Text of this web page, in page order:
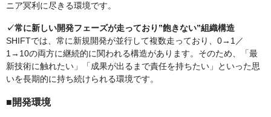
ニア冥利に尽きる環境です。
✓常に新しい開発フェーズが走っており”飽きない”組織構造
SHIFTでは、常に新規開発が並行して複数走っており、0→1／
1→10の両方に継続的に関われる構造があります。そのため、「最
新技術に触れたい」「成果が出るまで責任を持ちたい」といった思
いを長期的に持ち続けられる環境です。
■開発環境